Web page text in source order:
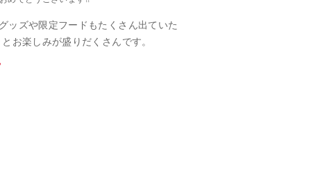
ッズや限定フードもたくさん出ていた
お楽しみが盛りだくさんです。